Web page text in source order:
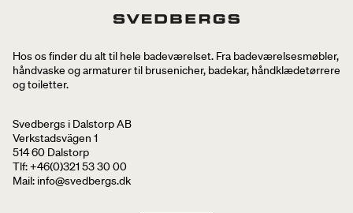
Hos os finder du alt til hele badeværelset. Fra badeværelsesmøbler,
håndvaske og armaturer til brusenicher, badekar, håndklædetørrere
og toiletter.
Svedbergs i Dalstorp AB
Verkstadsvägen 1
514 60 Dalstorp
Tlf: +46(0)321 53 30 00
Mail: info@svedbergs.dk